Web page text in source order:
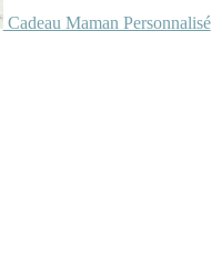
Cadeau Maman Personnalisé